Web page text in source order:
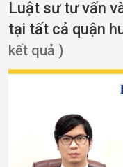
Luật sư tư vấn
tại tất cả quận
kết quả )